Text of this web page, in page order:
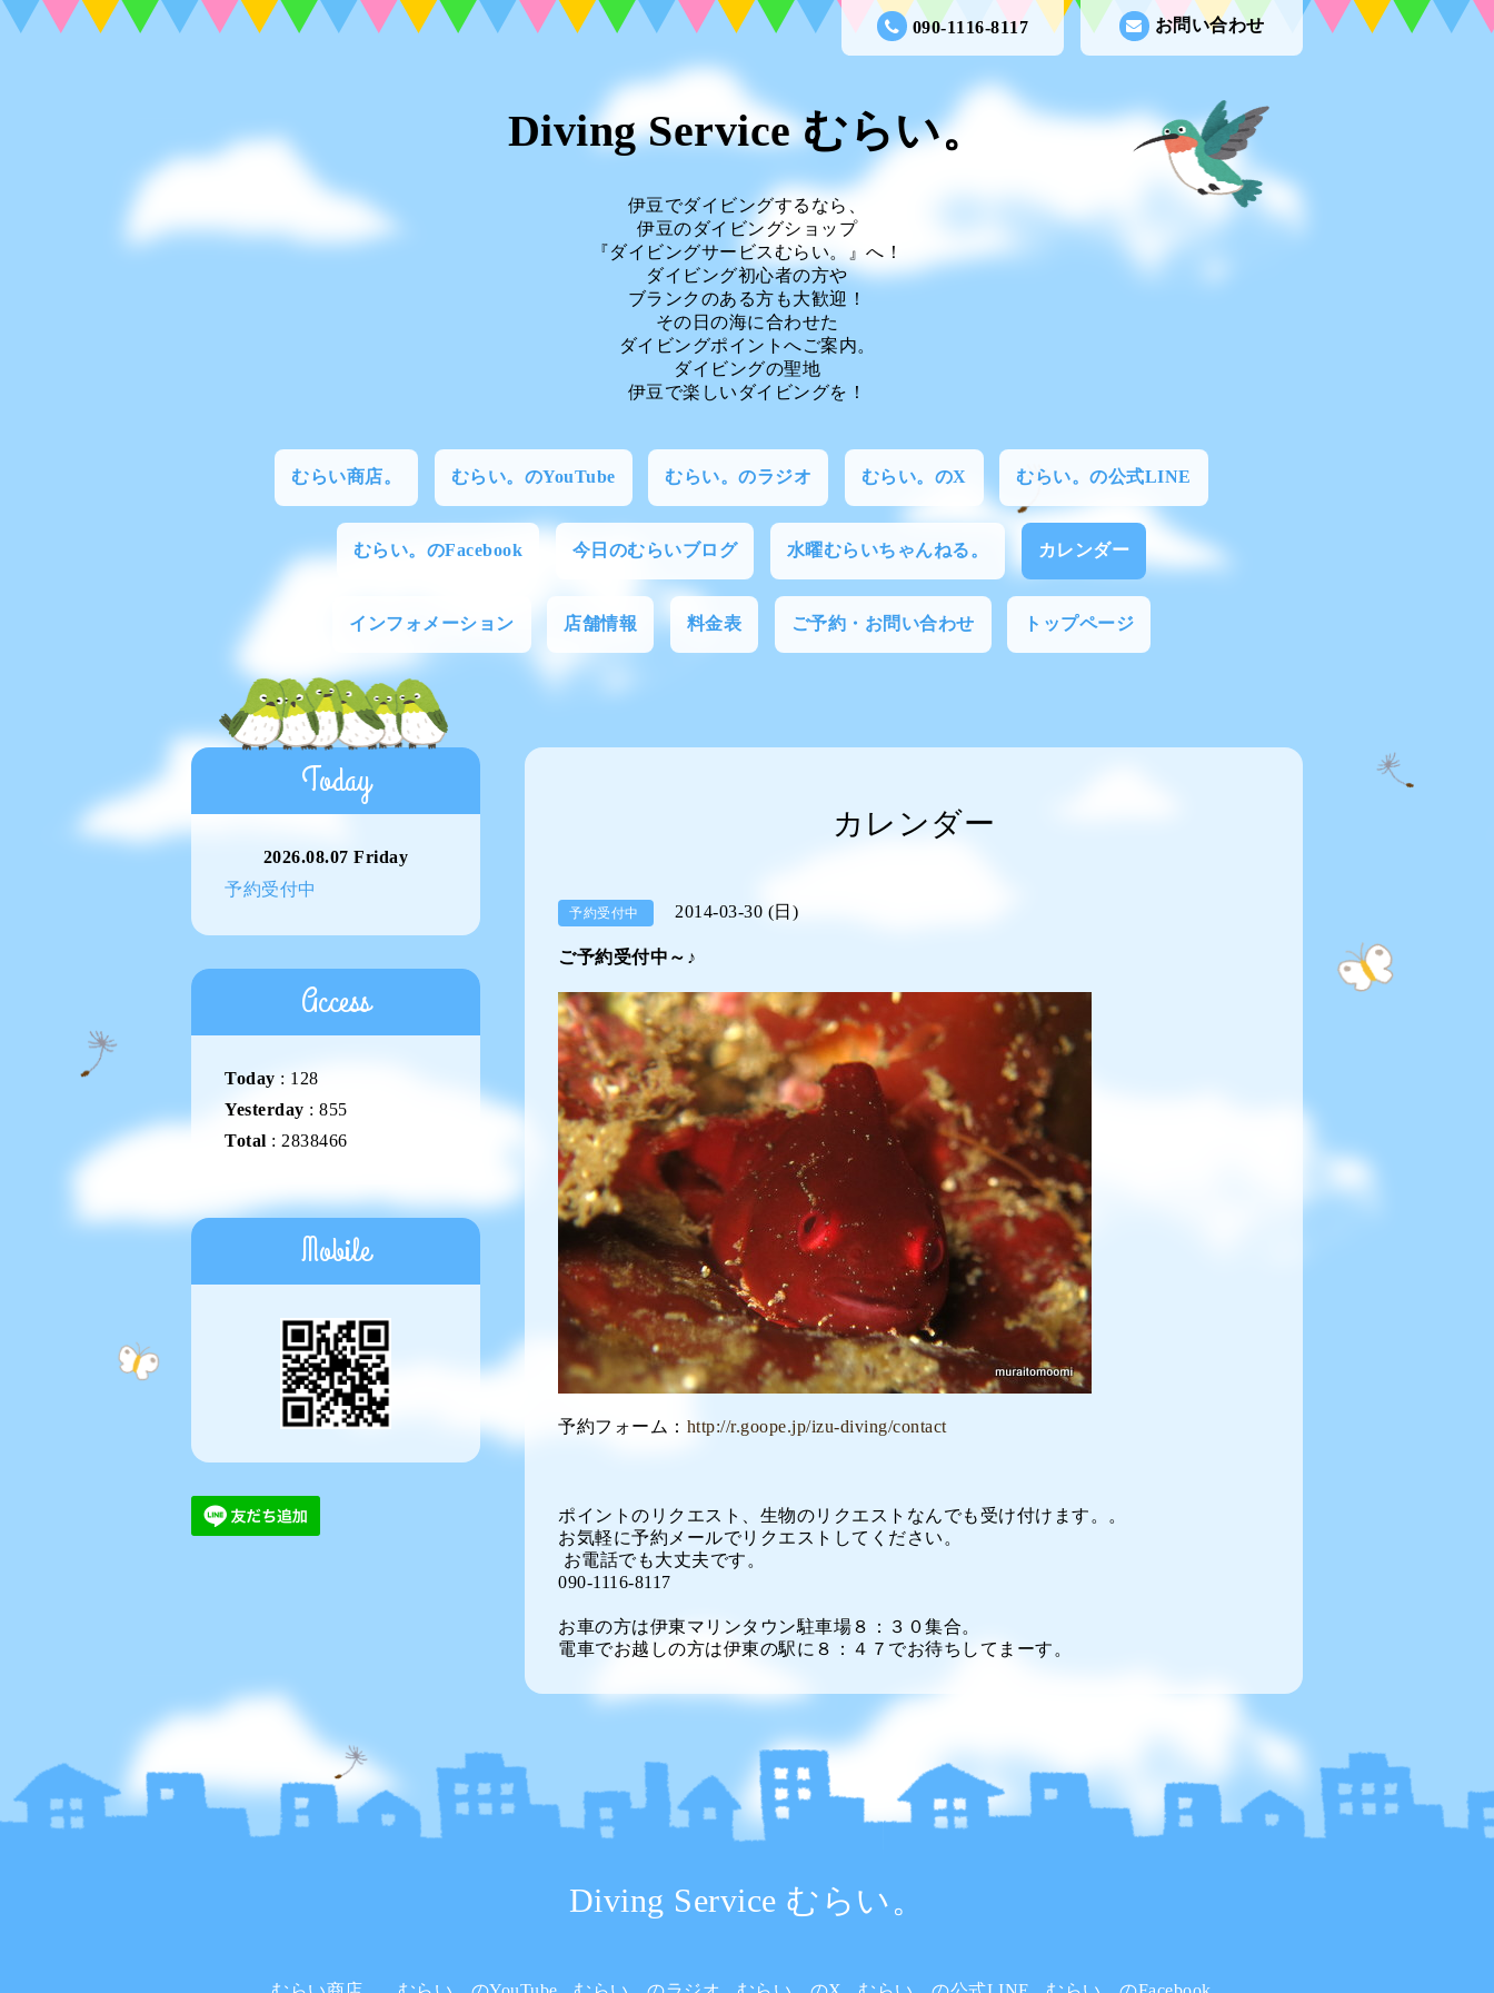
お問い合わせ
090-1116-8117
Diving Service むらい。
伊豆でダイビングするなら、
伊豆のダイビングショップ
『ダイビングサービスむらい。』へ！
ダイビング初心者の方や
ブランクのある方も大歓迎！
その日の海に合わせた
ダイビングポイントへご案内。
ダイビングの聖地
伊豆で楽しいダイビングを！
むらい商店。 むらい。のYouTube むらい。のラジオ むらい。のX むらい。の公式LINE
むらい。のFacebook 今日のむらいブログ 水曜むらいちゃんねる。 カレンダー
インフォメーション 店舗情報 料金表 ご予約・お問い合わせ トップページ
カレンダー
予約受付中 2014-03-30 (日)
ご予約受付中～♪
予約フォーム： http://r.goope.jp/izu-diving/contact
ポイントのリクエスト、生物のリクエストなんでも受け付けます。。
お気軽に予約メールでリクエストしてください。
お電話でも大丈夫です。
090-1116-8117
お車の方は伊東マリンタウン駐車場８：３０集合。
電車でお越しの方は伊東の駅に８：４７でお待ちしてまーす。
Today
2026.08.07 Friday
予約受付中
Access
Today : 128
Yesterday : 855
Total : 2838466
Mobile
Diving Service むらい。